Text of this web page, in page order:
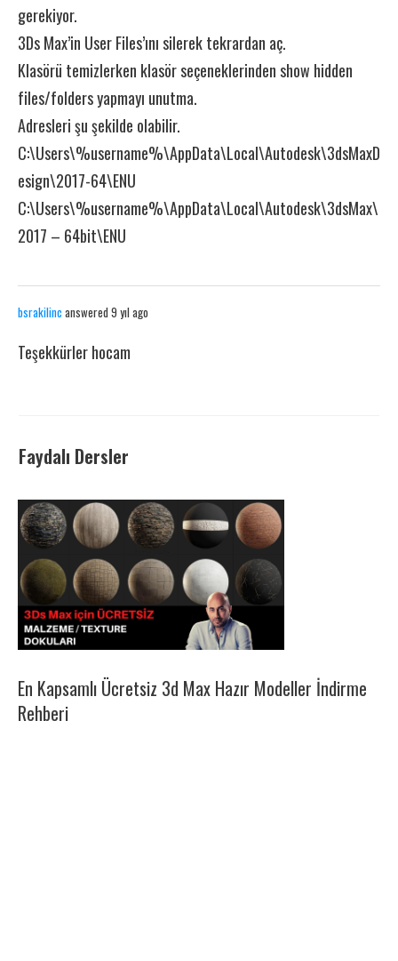
gerekiyor.
3Ds Max’in User Files’ını silerek tekrardan aç.
Klasörü temizlerken klasör seçeneklerinden show hidden
files/folders yapmayı unutma.
Adresleri şu şekilde olabilir.
C:\Users\%username%\AppData\Local\Autodesk\3dsMaxD
esign\2017-64\ENU
C:\Users\%username%\AppData\Local\Autodesk\3dsMax\
2017 – 64bit\ENU
bsrakilinc answered 9 yıl ago
Teşekkürler hocam
Faydalı Dersler
En Kapsamlı Ücretsiz 3d Max Hazır Modeller İndirme
Rehberi